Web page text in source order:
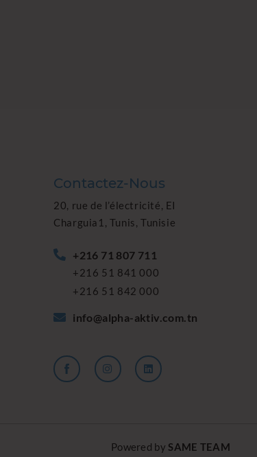
Contactez-Nous
20, rue de l’électricité, EI
Charguia1, Tunis, Tunisie
+216 71 807 711
+216 51 841 000
+216 51 842 000
info@alpha-aktiv.com.tn
Powered by SAME TEAM